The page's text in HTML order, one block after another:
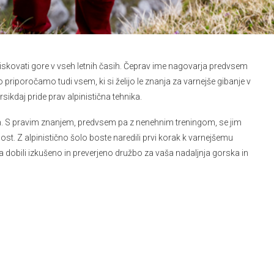
gore v vseh letnih časih. Čeprav ime nagovarja predvsem
tudi vsem, ki si želijo le znanja za varnejše gibanje v
pride prav alpinistična tehnika.
pravim znanjem, predvsem pa z nenehnim treningom, se jim
Z alpinistično šolo boste naredili prvi korak k varnejšemu
izkušeno in preverjeno družbo za vaša nadaljnja gorska in